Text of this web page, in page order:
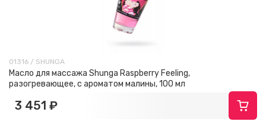
01316 / SHUNGA
Масло для массажа Shunga Raspberry Feeling,
разогревающее, с ароматом малины, 100 мл
3 451 ₽